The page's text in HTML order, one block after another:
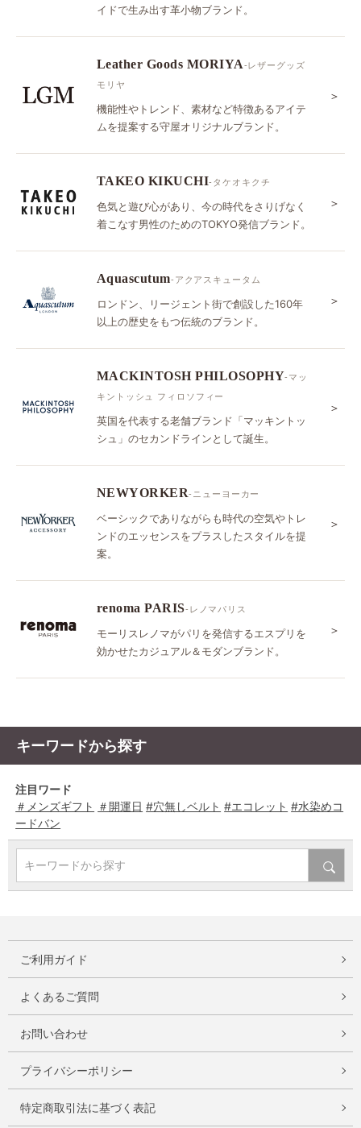
イドで生み出す革小物ブランド。
Leather Goods MORIYA-レザーグッズ
モリヤ
機能性やトレンド、素材など特徴あるアイテ
ムを提案する守屋オリジナルブランド。
＞
TAKEO KIKUCHI-タケオキクチ
色気と遊び心があり、今の時代をさりげなく
着こなす男性のためのTOKYO発信ブランド。
＞
Aquascutum-アクアスキュータム
ロンドン、リージェント街で創設した160年
以上の歴史をもつ伝統のブランド。
＞
MACKINTOSH PHILOSOPHY-マッ
キントッシュ フィロソフィー
英国を代表する老舗ブランド「マッキントッ
シュ」のセカンドラインとして誕生。
＞
NEWYORKER-ニューヨーカー
ベーシックでありながらも時代の空気やトレ
ンドのエッセンスをプラスしたスタイルを提
案。
＞
renoma PARIS-レノマパリス
モーリスレノマがパリを発信するエスプリを
効かせたカジュアル＆モダンブランド。
＞
キーワードから探す
注目ワード
＃メンズギフト ＃開運日 #穴無しベルト #エコレット #水染めコ
ードバン
キーワードから探す
ご利用ガイド
よくあるご質問
お問い合わせ
プライバシーポリシー
特定商取引法に基づく表記